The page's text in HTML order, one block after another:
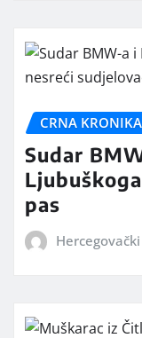
CRNA KRONIKA
Sudar
pas